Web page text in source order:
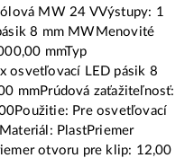
MW 24 VVýstupy: 1
8 mm MWMenovité
mmTyp
osvetľovací LED pásik 8
mmPrúdová zaťažiteľnosť:
Pre osvetľovací
PlastPriemer
otvoru pre klip: 12,00